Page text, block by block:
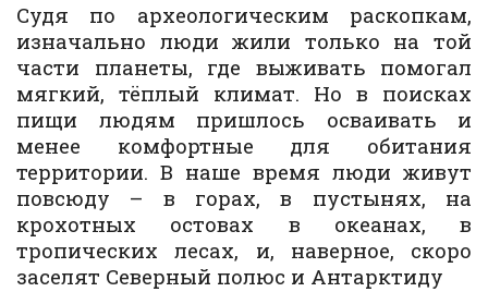
Судя по археологическим раскопкам,
изначально люди жили только на той
части планеты, где выживать помогал
мягкий, тёплый климат. Но в поисках
пищи людям пришлось осваивать и
менее комфортные для обитания
территории. В наше время люди живут
повсюду – в горах, в пустынях, на
крохотных остовах в океанах, в
тропических лесах, и, наверное, скоро
заселят Северный полюс и Антарктиду